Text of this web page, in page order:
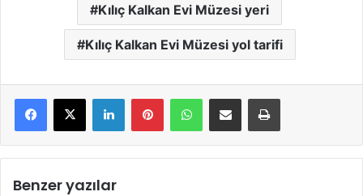
Kılıç Kalkan Evi Müzesi yeri
Kılıç Kalkan Evi Müzesi yol tarifi
Benzer yazılar